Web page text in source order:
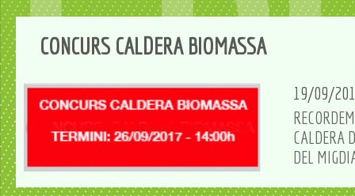
CONCURS CALDERA BIOMASSA
19/09/
CALDERA
DEL